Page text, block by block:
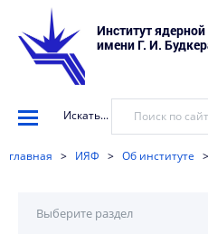
Институт
имени Г. И.
Искать...
главная > ИЯФ > Об институте
Выберите раздел